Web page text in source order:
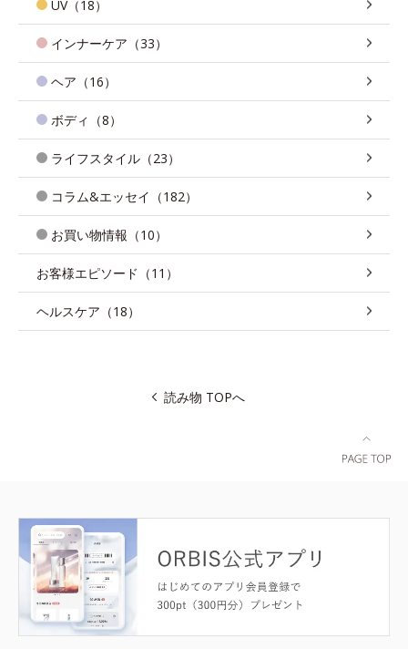
UV（18）
インナーケア（33）
ヘア（16）
ボディ（8）
ライフスタイル（23）
コラム&エッセイ（182）
お買い物情報（10）
お客様エピソード（11）
ヘルスケア（18）
読み物 TOPへ